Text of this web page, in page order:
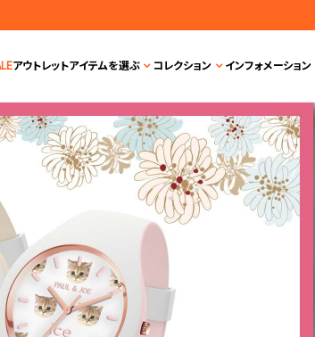
アウトレットアイテムを選ぶ コレクション インフォメーション